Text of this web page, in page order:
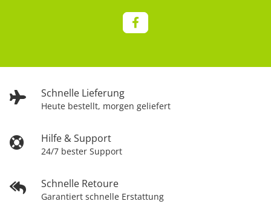
Schnelle Lieferung
Heute bestellt, morgen geliefert
Hilfe & Support
24/7 bester Support
Schnelle Retoure
Garantiert schnelle Erstattung